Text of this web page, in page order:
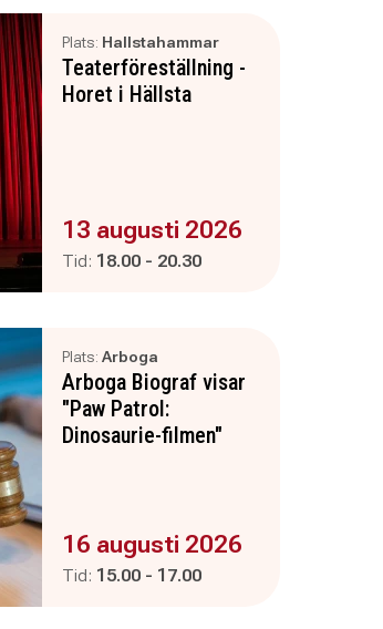
Plats: Hallstahammar
Teaterföreställning -
Horet i Hällsta
Evenemanget är :
13 augusti 2026
Tid: Pågår mellan
18.00 - och
20.30
Plats: Arboga
Arboga Biograf visar
"Paw Patrol:
Dinosaurie-filmen"
Evenemanget är :
16 augusti 2026
Tid: Pågår mellan
15.00 - och
17.00